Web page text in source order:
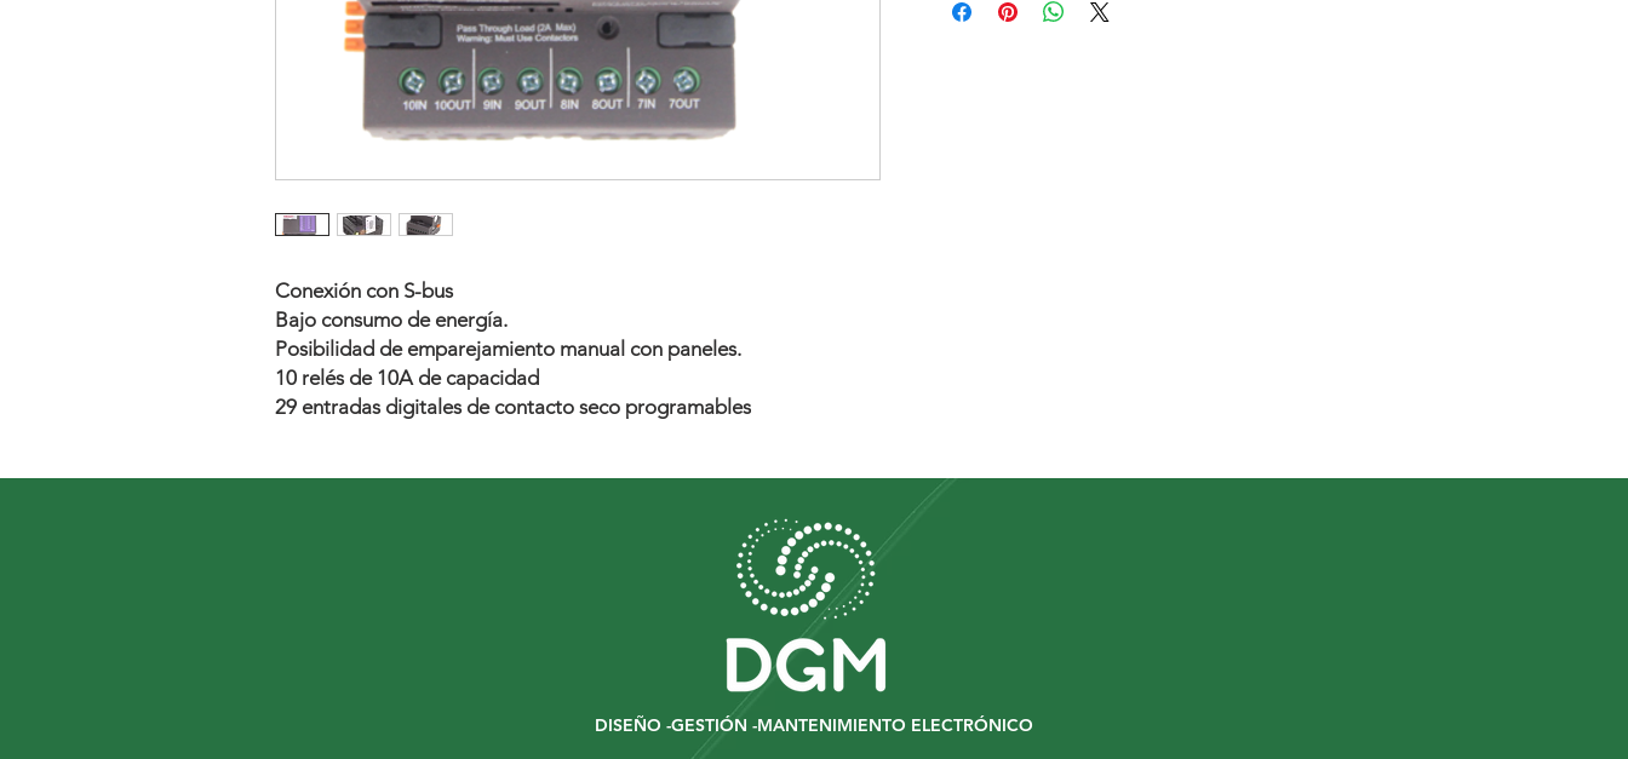
Conexión con S-bus
Bajo consumo de energía.
Posibilidad de emparejamiento manual con paneles.
10 relés de 10A de capacidad
29 entradas digitales de contacto seco programables
DISEÑO -GESTIÓN -MANTENIMIENTO ELECTRÓNICO